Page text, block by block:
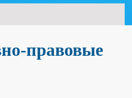
правовые